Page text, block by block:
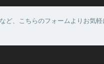
ど、こちらのフォームよりお気軽